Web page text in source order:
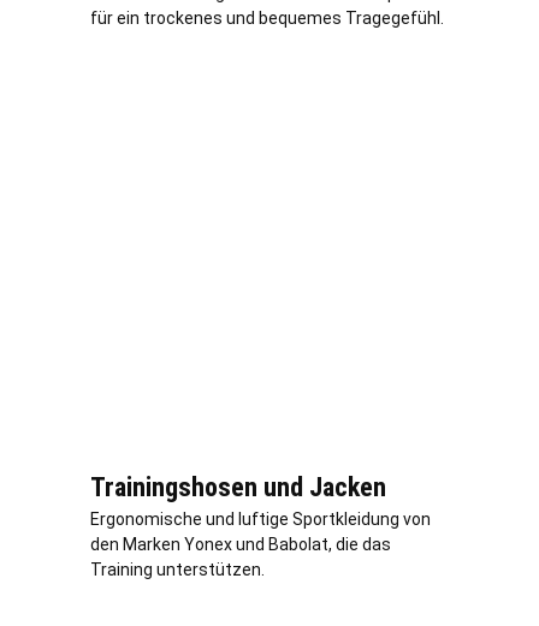
für ein trockenes und bequemes Tragegefühl.
Trainingshosen und Jacken
Ergonomische und luftige Sportkleidung von
den Marken Yonex und Babolat, die das
Training unterstützen.